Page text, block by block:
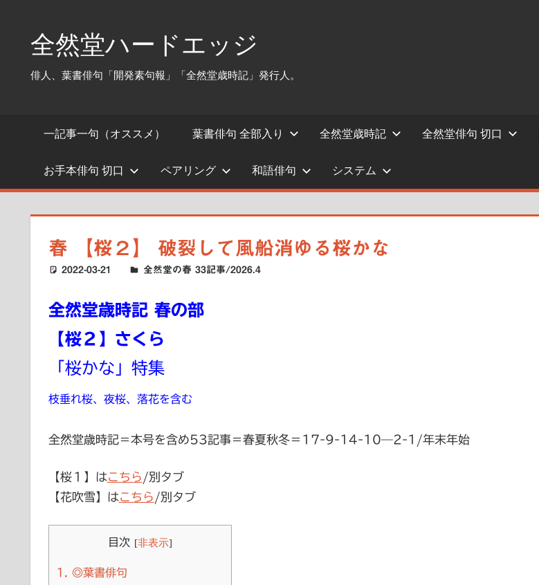
プ
全然堂ハードエッジ
俳人、葉書俳句「開発素句報」「全然堂歳時記」発行人。
一記事一句（オススメ） 葉書俳句 全部入り 全然堂歳時記 全然堂俳句 切口
お手本俳句 切口 ペアリング 和語俳句 システム
春 【桜２】 破裂して風船消ゆる桜かな
2022-03-21 ハードエッジ
全然堂の春 33記事/2026.4
全然堂歳時記 春の部
【桜２】さくら
「桜かな」特集
枝垂れ桜、夜桜、落花を含む
全然堂歳時記＝本号を含め53記事＝春夏秋冬＝17-9-14-10—2-1/年末年始
【桜１】はこちら /別タブ
【花吹雪】はこちら /別タブ
目次 [非表示]
1.
◎葉書俳句